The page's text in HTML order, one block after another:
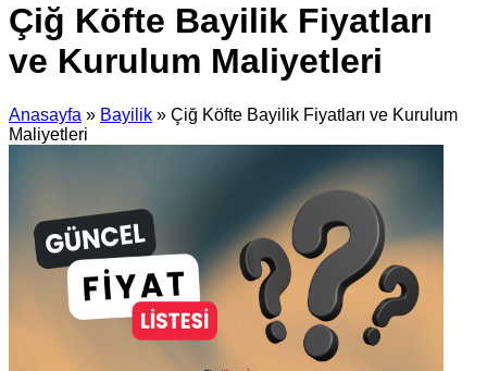
Çiğ Köfte Bayilik Fiyatları
ve Kurulum Maliyetleri
Anasayfa » Bayilik » Çiğ Köfte Bayilik Fiyatları ve Kurulum
Maliyetleri